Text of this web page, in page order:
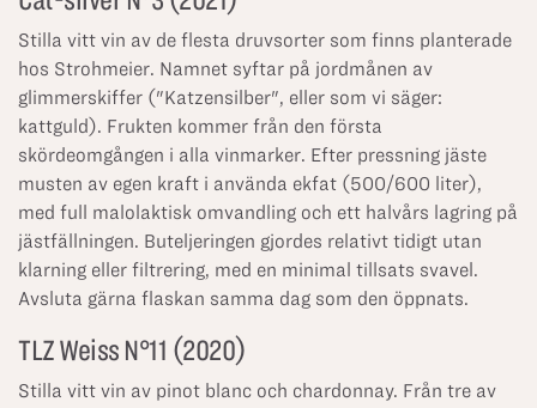
Stilla vitt vin av de flesta druvsorter som finns planterade
hos Strohmeier. Namnet syftar på jordmånen av
glimmerskiffer ("Katzensilber", eller som vi säger:
kattguld). Frukten kommer från den första
skördeomgången i alla vinmarker. Efter pressning jäste
musten av egen kraft i använda ekfat (500/600 liter),
med full malolaktisk omvandling och ett halvårs lagring på
jästfällningen. Buteljeringen gjordes relativt tidigt utan
klarning eller filtrering, med en minimal tillsats svavel.
Avsluta gärna flaskan samma dag som den öppnats.
TLZ Weiss N°11 (2020)
Stilla vitt vin av pinot blanc och chardonnay. Från tre av